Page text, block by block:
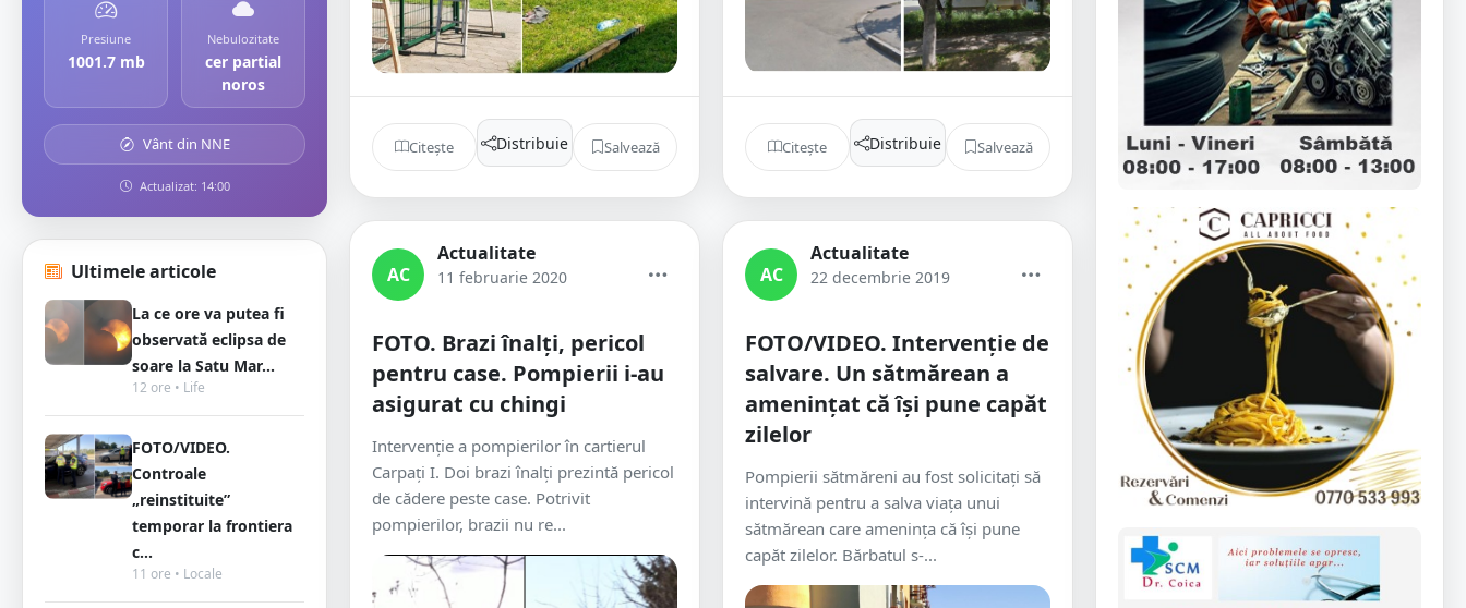
Presiune
1001.7 mb
Nebulozitate
cer partial
noros
Vânt din NNE
Actualizat: 14:00
Ultimele articole
La ce ore va putea fi
observată eclipsa de
soare la Satu Mar...
12 ore • Life
FOTO/VIDEO.
Controale
„reinstituite”
temporar la frontiera
c...
11 ore • Locale
Citește Distribuie Salvează Citește Distribuie Salvează
AC
Actualitate
11 februarie 2020
FOTO. Brazi înalți, pericol
pentru case. Pompierii i-au
asigurat cu chingi
Intervenție a pompierilor în cartierul
Carpați I. Doi brazi înalți prezintă pericol
de cădere peste case. Potrivit
pompierilor, brazii nu re...
AC
Actualitate
22 decembrie 2019
FOTO/VIDEO. Intervenție de
salvare. Un sătmărean a
amenințat că își pune capăt
zilelor
Pompierii sătmăreni au fost solicitați să
intervină pentru a salva viața unui
sătmărean care amenința că își pune
capăt zilelor. Bărbatul s-...